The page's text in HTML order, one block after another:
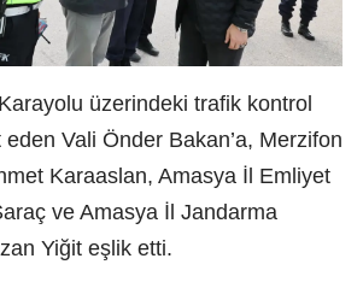
üzerindeki trafik kontrol
eden Vali Önder Bakan’a, Merzifon
Karaaslan, Amasya İl Emliyet
ve Amasya İl Jandarma
Yiğit eşlik etti.